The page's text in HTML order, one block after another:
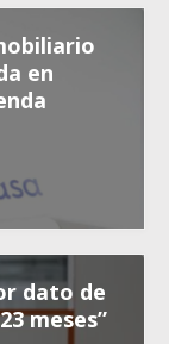
en
dato de
meses”